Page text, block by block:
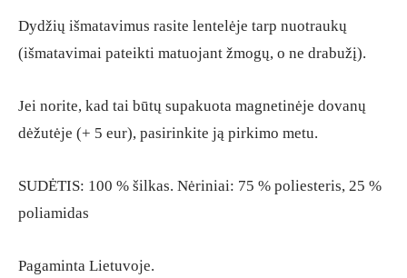
Dydžių išmatavimus rasite lentelėje tarp nuotraukų
(išmatavimai pateikti matuojant žmogų, o ne drabužį).
Jei norite, kad tai būtų supakuota magnetinėje dovanų
dėžutėje (+ 5 eur), pasirinkite ją pirkimo metu.
SUDĖTIS: 100 % šilkas. Nėriniai: 75 % poliesteris, 25 %
poliamidas
Pagaminta Lietuvoje.